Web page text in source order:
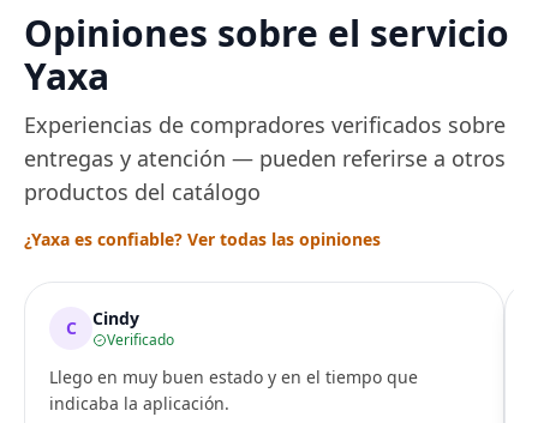
Opiniones sobre el servicio
Yaxa
Experiencias de compradores verificados sobre
entregas y atención — pueden referirse a otros
productos del catálogo
¿Yaxa es confiable? Ver todas las opiniones
C Cindy
Verificado
Llego en muy buen estado y en el tiempo que
indicaba la aplicación.